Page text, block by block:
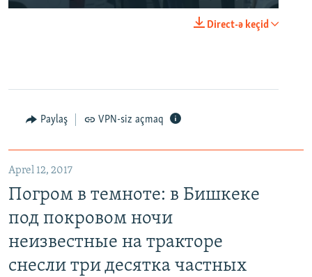
Direct-ə keçid
Paylaş VPN-siz açmaq
Aprel 12, 2017
Погром в темноте: в Бишкеке
под покровом ночи
неизвестные на тракторе
снесли три десятка частных